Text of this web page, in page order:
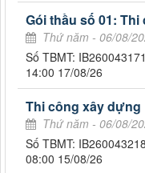
Gói thầu số 01:
Thứ năm - 06/08/
Số TBMT:
14:00 17/08/26
Thi công xây dựng
Thứ năm - 06/08/
Số TBMT:
08:00 15/08/26